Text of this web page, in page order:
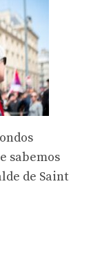
sabemos
de Saint